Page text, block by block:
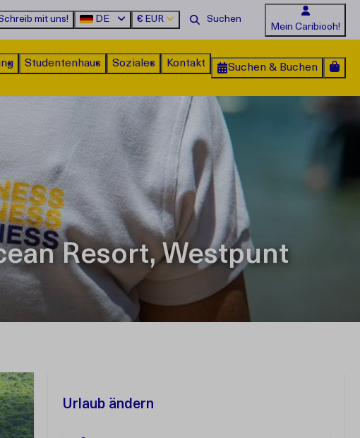
mit uns! DE € EUR
Mein Caribiooh!
Studentenhaus Soziales Kontakt Suchen & Buchen
Resort, Westpunt
Urlaub ändern